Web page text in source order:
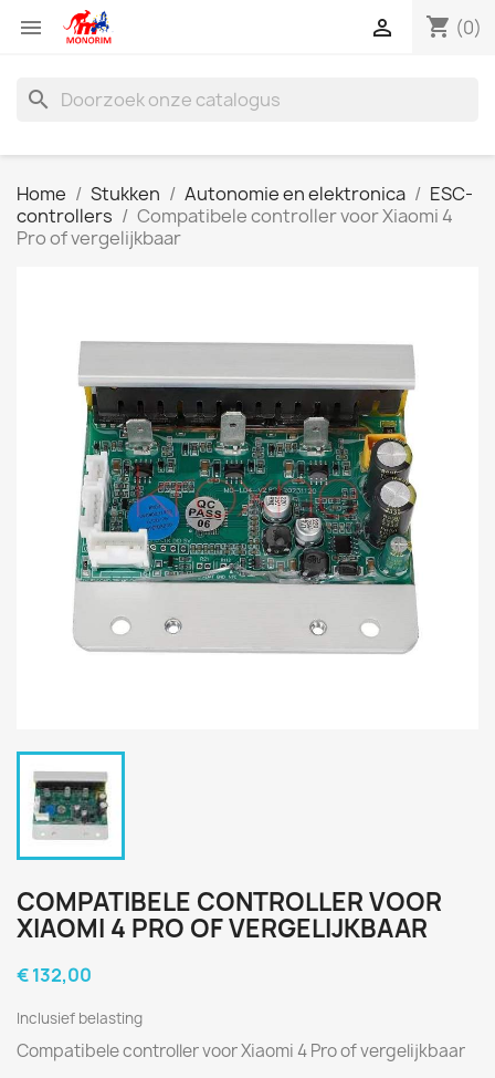
 shopping_cart (0)

search
Home Stukken Autonomie en elektronica
ESC-
controllers
Compatibele controller voor Xiaomi 4
Pro of vergelijkbaar
COMPATIBELE CONTROLLER VOOR
XIAOMI 4 PRO OF VERGELIJKBAAR
€ 132,00
Inclusief belasting
Compatibele controller voor Xiaomi 4 Pro of vergelijkbaar